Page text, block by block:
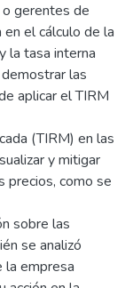
gerentes de
el cálculo de la
la tasa interna
las
aplicar el TIRM
(TIRM) en las
y mitigar
precios, como se
sobre las
se analizó
la empresa